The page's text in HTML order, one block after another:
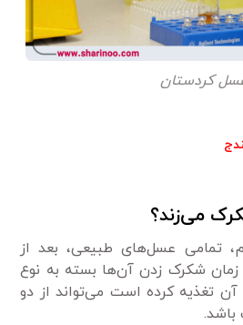
کردستان
میزند؟
تمامی عسل‌های طبیعی، بعد از
زمان شکرک زدن آن‌ها بسته به نوع
تغذیه کرده است می‌تواند از دو
باشد.